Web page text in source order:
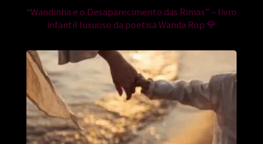
“Wandinha e o Desaparecimento das Rimas” – livro
infantil luxuoso da poetisa Wanda Rop 🌹